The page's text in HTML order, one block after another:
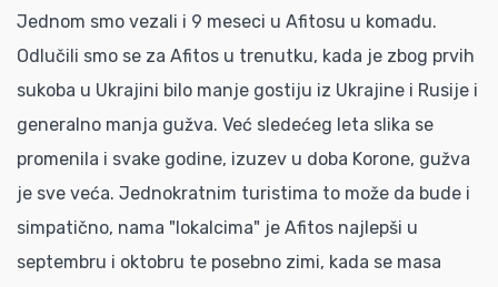
Jednom smo vezali i 9 meseci u Afitosu u komadu.
Odlučili smo se za Afitos u trenutku, kada je zbog prvih
sukoba u Ukrajini bilo manje gostiju iz Ukrajine i Rusije i
generalno manja gužva. Već sledećeg leta slika se
promenila i svake godine, izuzev u doba Korone, gužva
je sve veća. Jednokratnim turistima to može da bude i
simpatično, nama "lokalcima" je Afitos najlepši u
septembru i oktobru te posebno zimi, kada se masa